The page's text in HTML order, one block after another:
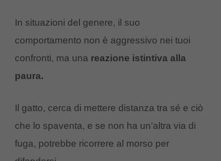
In situazioni del genere, il suo
comportamento non è aggressivo nei tuoi
confronti, ma una reazione istintiva alla
paura.
Il gatto, cerca di mettere distanza tra sé e ciò
che lo spaventa, e se non ha un’altra via di
fuga, potrebbe ricorrere al morso per